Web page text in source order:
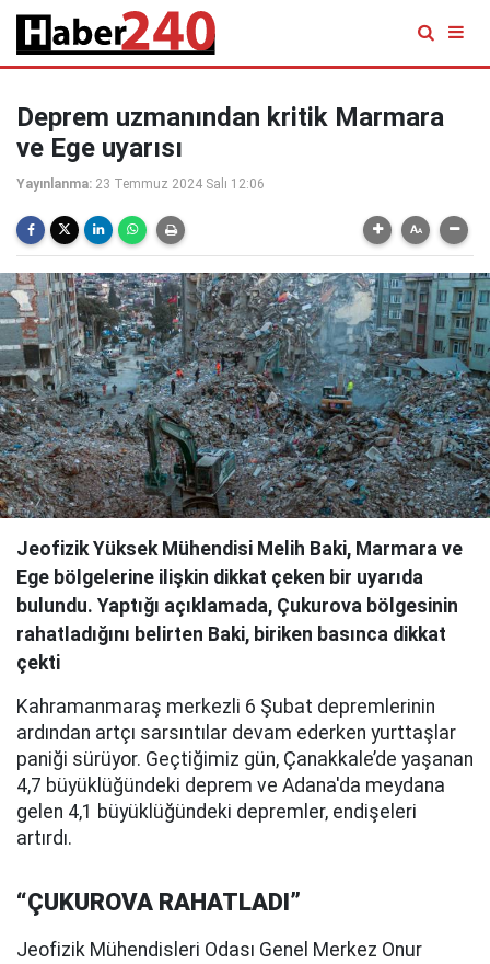
Deprem uzmanından kritik Marmara
ve Ege uyarısı
Yayınlanma: 23 Temmuz 2024 Salı 12:06
Jeofizik Yüksek Mühendisi Melih Baki, Marmara ve
Ege bölgelerine ilişkin dikkat çeken bir uyarıda
bulundu. Yaptığı açıklamada, Çukurova bölgesinin
rahatladığını belirten Baki, biriken basınca dikkat
çekti
Kahramanmaraş merkezli 6 Şubat depremlerinin
ardından artçı sarsıntılar devam ederken yurttaşlar
paniği sürüyor. Geçtiğimiz gün, Çanakkale’de yaşanan
4,7 büyüklüğündeki deprem ve Adana'da meydana
gelen 4,1 büyüklüğündeki depremler, endişeleri
artırdı.
“ÇUKUROVA RAHATLADI”
Jeofizik Mühendisleri Odası Genel Merkez Onur